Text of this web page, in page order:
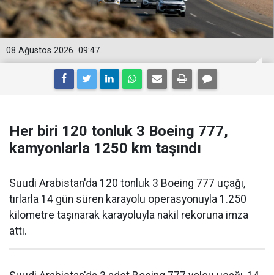
09:47
08 Ağustos 2026
Her biri 120 tonluk 3 Boeing 777,
kamyonlarla 1250 km taşındı
Suudi Arabistan'da 120 tonluk 3 Boeing 777 uçağı,
tırlarla 14 gün süren karayolu operasyonuyla 1.250
kilometre taşınarak karayoluyla nakil rekoruna imza
attı.